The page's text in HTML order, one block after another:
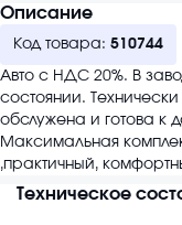
Описание
Код товара: 510744
Авто с НДС 20%. В
состоянии.
обслужена и готова к
Максимальная
,практичный,
Техническое